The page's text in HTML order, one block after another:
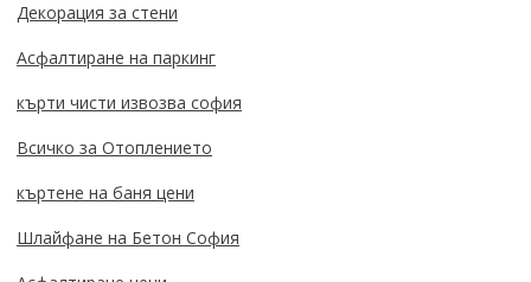
Декорация за стени
Асфалтиране на паркинг
кърти чисти извозва софия
Всичко за Отоплението
къртене на баня цени
Шлайфане на Бетон София